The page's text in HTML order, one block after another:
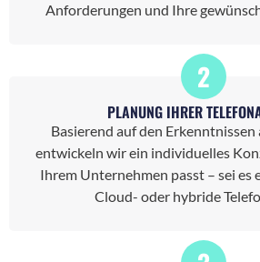
Anforderungen und Ihre
2
PLANUNG IHRER
Basierend auf den Erkenntnissen
entwickeln wir ein individuelles
Ihrem Unternehmen passt – sei es
Cloud- oder hybride